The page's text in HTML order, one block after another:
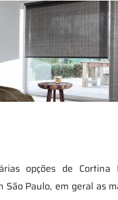
opções de Cortina
São Paulo, em geral as